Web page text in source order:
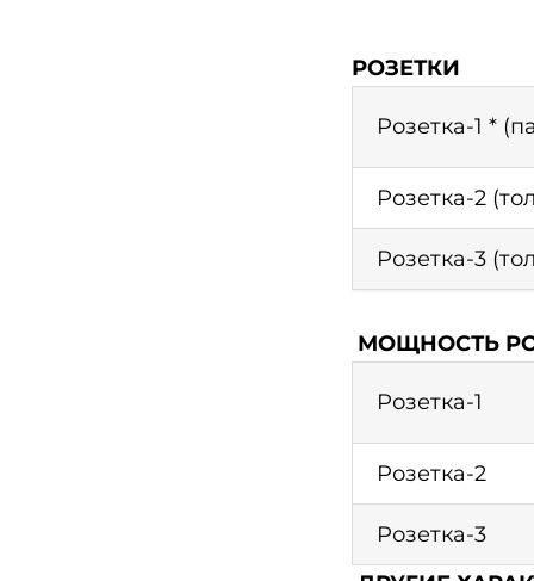
РОЗЕТКИ
Розетка-1 *
Розетка-2
Розетка-3
МОЩНОСТЬ
Розетка-1
Розетка-2
Розетка-3